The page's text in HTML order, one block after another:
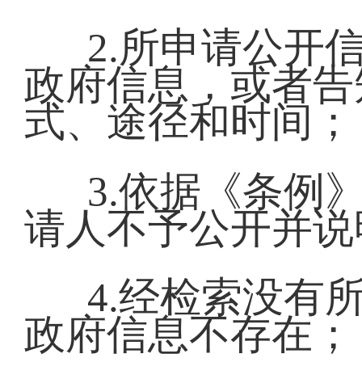
2.所申请公开
政府信息，或者
式、途径和时间；
3.依据《条例
请人不予公开并
4.经检索没有
政府信息不存在；